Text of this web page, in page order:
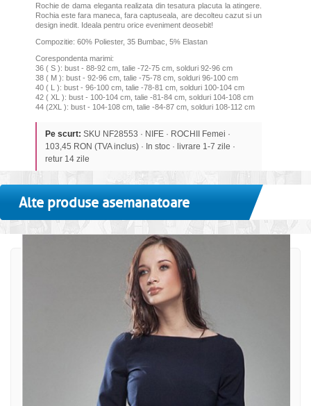
Rochie de dama eleganta realizata din tesatura placuta la atingere.
Rochia este fara maneca, fara captuseala, are decolteu cazut si un
design inedit. Ideala pentru orice eveniment deosebit!
Compozitie: 60% Poliester, 35 Bumbac, 5% Elastan
Corespondenta marimi:
36 ( S ): bust - 88-92 cm, talie -72-75 cm, solduri 92-96 cm
38 ( M ): bust - 92-96 cm, talie -75-78 cm, solduri 96-100 cm
40 ( L ): bust - 96-100 cm, talie -78-81 cm, solduri 100-104 cm
42 ( XL ): bust - 100-104 cm, talie -81-84 cm, solduri 104-108 cm
44 (2XL ): bust - 104-108 cm, talie -84-87 cm, solduri 108-112 cm
Pe scurt: SKU NF28553 · NIFE · ROCHII Femei ·
103,45 RON (TVA inclus) · In stoc · livrare 1-7 zile ·
retur 14 zile
Alte produse asemanatoare